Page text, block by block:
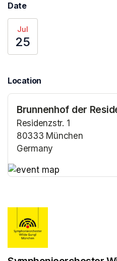
Date
Jul
25
Location
Brunnenhof der
Residenzstr. 1
80333 München
Germany